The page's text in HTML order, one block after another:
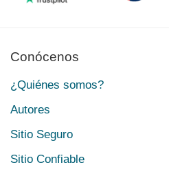
Conócenos
¿Quiénes somos?
Autores
Sitio Seguro
Sitio Confiable